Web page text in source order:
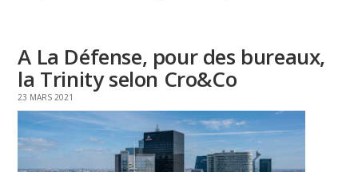
A La Défense, pour des bureaux,
la Trinity selon Cro&Co
23 MARS 2021